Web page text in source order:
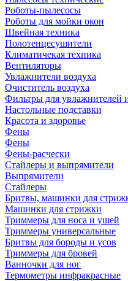
Роботы-пылесосы
Роботы для мойки окон
Швейная техника
Полотенцесушители
Климатичекая техника
Вентиляторы
Увлажнители воздуха
Очиститель воздуха
Фильтры для увлажнителей
Настольные подставки
Красота и здоровье
Фены
Фены
Фены-расчески
Стайлеры и выпрямители
Выпрямители
Стайлеры
Бритвы, машинки для
Машинки для стрижки
Триммеры для носа и ушей
Триммеры универсальные
Бритвы для бороды и усов
Триммеры для бровей
Ванночки для ног
Термометры инфракрасные